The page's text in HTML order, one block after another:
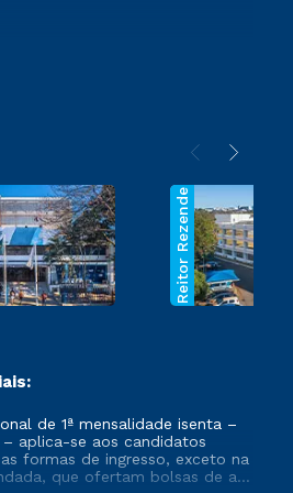
Reitor Rezende
de 1ª mensalidade isenta –
aplica-se aos candidatos
formas de ingresso, exceto na
que ofertam bolsas de até